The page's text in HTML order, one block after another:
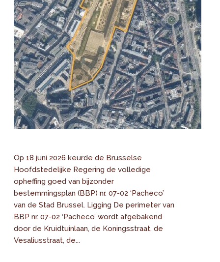
Op 18 juni 2026 keurde de Brusselse
Hoofdstedelijke Regering de volledige
opheffing goed van bijzonder
bestemmingsplan (BBP) nr. 07-02 ‘Pacheco’
van de Stad Brussel. Ligging De perimeter van
BBP nr. 07-02 ‘Pacheco’ wordt afgebakend
door de Kruidtuinlaan, de Koningsstraat, de
Vesaliusstraat, de...